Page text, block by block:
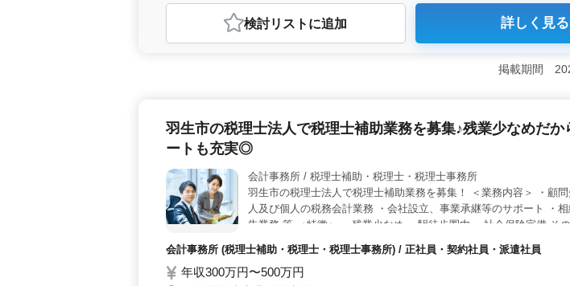
おすすめポイント
＜働きやすい勤務環境＞ 完全週休2日制（土日祝休み）で、年間休日120日を
業務内容＞ 顧問先企業への訪問や会計帳簿のチェック、月次試算表作成、決
検討リスト に追加 詳しく見る
掲載期間
羽生市の税理士法人で税理士補助業務を募集♪残業少なめだか
ートも充実◎
会計事務所 / 税理士補助・税理士・税理士事務所
羽生市の税理士法人で税理士補助業務を募集！ ＜業務内容＞ ・顧
人及び個人の税務会計業務 ・会社設立、事業承継等のサポート ・
告業務 等 ＜特徴＞ ・残業少なめ ・駅徒歩圏内 ・社会保険完備 その
ましたら、お気軽にご相談ください◎ ご応募お待ちしております！
会計事務所 (税理士補助・税理士・税理士事務所) / 正社員・契約社員・派遣社員
年収300万円〜500万円